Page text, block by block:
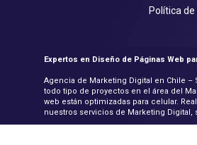
Política
Expertos en Diseño de Páginas Web
Agencia de Marketing Digital en Chile –
todo tipo de proyectos en el área del
web están optimizadas para celular.
nuestros servicios de Marketing